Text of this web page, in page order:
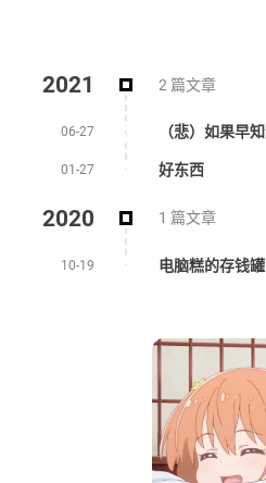
2021 2 篇文章
06-27
01-27 好东西
2020 1 篇文章
10-19 电脑糕的存钱罐